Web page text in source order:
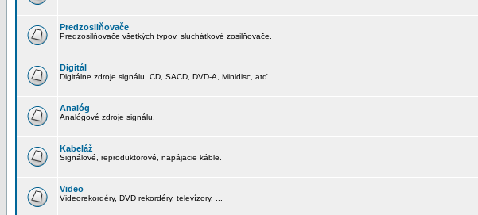
Predzosilňovače
Predzosilňovače všetkých typov, sluchátkové zosilňovače.
Digitál
Digitálne zdroje signálu. CD, SACD, DVD-A, Minidisc, atď...
Analóg
Analógové zdroje signálu.
Kabeláž
Signálové, reproduktorové, napájacie káble.
Video
Videorekordéry, DVD rekordéry, televízory, ...